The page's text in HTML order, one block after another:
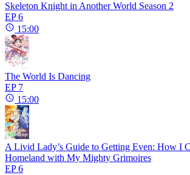
Skeleton Knight in Another World Season 2
EP 6
15:00
The World Is Dancing
EP 7
15:00
A Livid Lady’s Guide to Getting Even: How I
Homeland with My Mighty Grimoires
EP 6